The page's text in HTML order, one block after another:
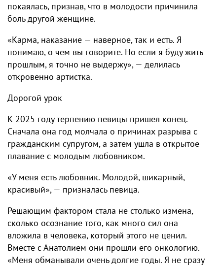
покаялась, признав, что в молодости причинила
боль другой женщине.
«Карма, наказание — наверное, так и есть. Я
понимаю, о чем вы говорите. Но если я буду жить
прошлым, я точно не выдержу», — делилась
откровенно артистка.
Дорогой урок
К 2025 году терпению певицы пришел конец.
Сначала она год молчала о причинах разрыва с
гражданским супругом, а затем ушла в открытое
плавание с молодым любовником.
«У меня есть любовник. Молодой, шикарный,
красивый», — призналась певица.
Решающим фактором стала не столько измена,
сколько осознание того, как много сил она
вложила в человека, который этого не ценил.
Вместе с Анатолием они прошли его онкологию.
«Меня обманывали очень долгие годы. Я не сразу